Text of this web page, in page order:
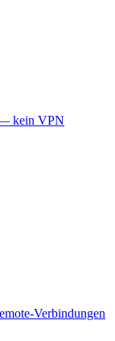
kein VPN
Verbindungen